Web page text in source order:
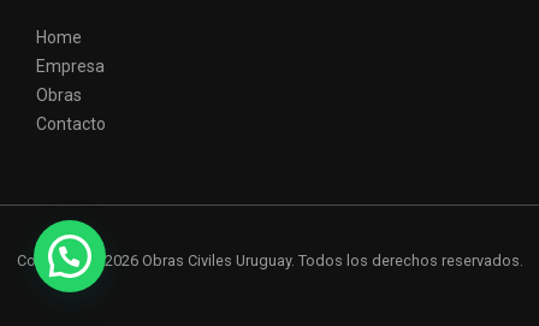
Home
Empresa
Obras
Contacto
Copyright © 2026 Obras Civiles Uruguay. Todos los derechos reservados.